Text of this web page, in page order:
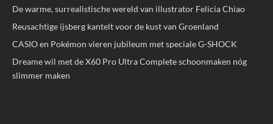
De warme, surrealistische wereld van illustrator Felicia Chiao
Reusachtige ijsberg kantelt voor de kust van Groenland
CASIO en Pokémon vieren jubileum met speciale G-SHOCK
Dreame wil met de X60 Pro Ultra Complete schoonmaken nóg
slimmer maken